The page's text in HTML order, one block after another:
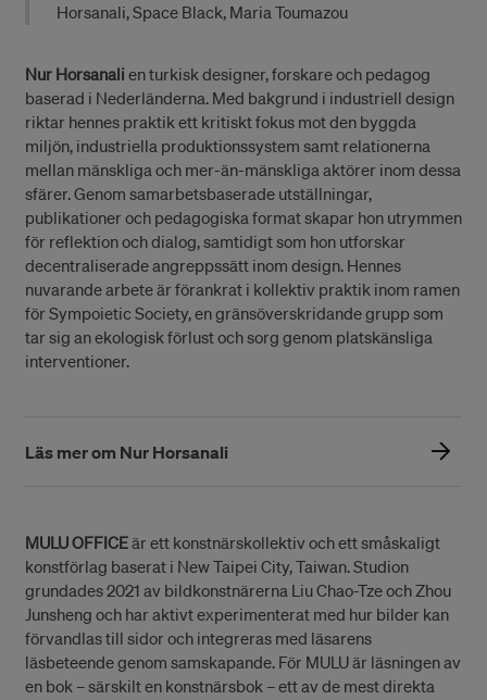
Horsanali, Space Black, Maria Toumazou
Nur Horsanali en turkisk designer, forskare och pedagog
baserad i Nederländerna. Med bakgrund i industriell design
riktar hennes praktik ett kritiskt fokus mot den byggda
miljön, industriella produktionssystem samt relationerna
mellan mänskliga och mer-än-mänskliga aktörer inom dessa
sfärer. Genom samarbetsbaserade utställningar,
publikationer och pedagogiska format skapar hon utrymmen
för reflektion och dialog, samtidigt som hon utforskar
decentraliserade angreppssätt inom design. Hennes
nuvarande arbete är förankrat i kollektiv praktik inom ramen
för Sympoietic Society, en gränsöverskridande grupp som
tar sig an ekologisk förlust och sorg genom platskänsliga
interventioner.
Läs mer om Nur Horsanali
MULU OFFICEär ett konstnärskollektiv och ett småskaligt
konstförlag baserat i New Taipei City, Taiwan. Studion
grundades 2021 av bildkonstnärerna Liu Chao-Tze och Zhou
Junsheng och har aktivt experimenterat med hur bilder kan
förvandlas till sidor och integreras med läsarens
läsbeteende genom samskapande. För MULU är läsningen av
en bok – särskilt en konstnärsbok – ett av de mest direkta